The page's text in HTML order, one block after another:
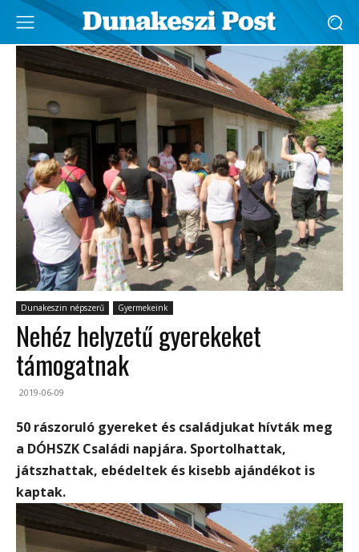
Dunakeszin népszerű Gyermekeink
Nehéz helyzetű gyerekeket
támogatnak
2019-06-09
50 rászoruló gyereket és családjukat hívták meg
a DÓHSZK Családi napjára. Sportolhattak,
játszhattak, ebédeltek és kisebb ajándékot is
kaptak.